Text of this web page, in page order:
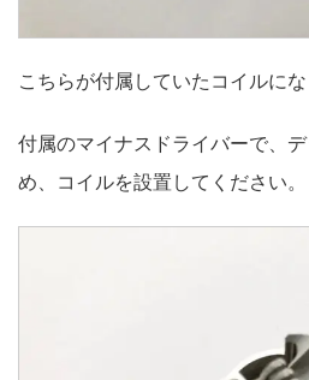
こちらが付属していたコイルにな
付属のマイナスドライバーで、
め、コイルを設置してください。